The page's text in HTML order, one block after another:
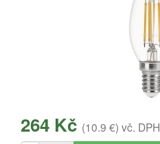
264 Kč (10.9 €) vč. DPH